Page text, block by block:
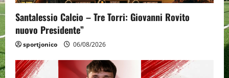
Santalessio Calcio – Tre Torri: Giovanni Rovito
nuovo Presidente”
sportjonico 06/08/2026